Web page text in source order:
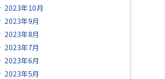
2023年10月
2023年9月
2023年8月
2023年7月
2023年6月
2023年5月